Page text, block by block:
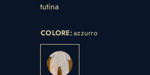
tutina
COLORE:azzurro